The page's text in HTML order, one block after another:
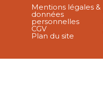
Mentions légales &
données
personnelles
CGV
Plan du site